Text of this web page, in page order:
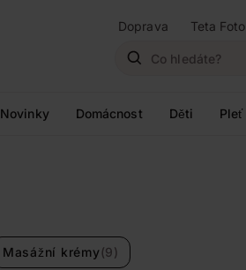
Doprava Teta Foto
Novinky Domácnost Děti Pleť
Masážní krémy (9)